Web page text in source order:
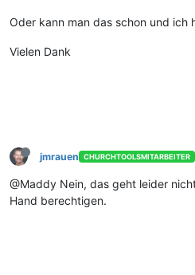
Oder kann man das schon und ich
Vielen Dank
jmrauen CHURCHTOOLSMITARBEITER
@Maddy Nein, das geht leider
Hand berechtigen.